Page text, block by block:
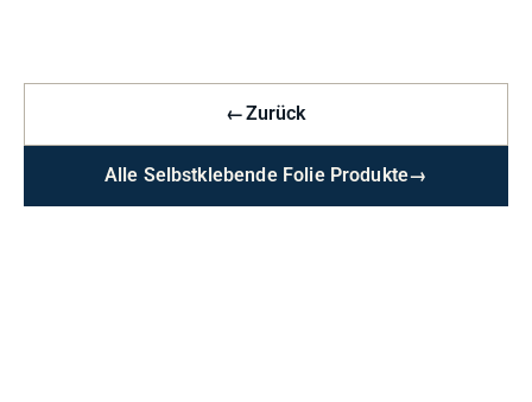
←Zurück
Alle Selbstklebende Folie Produkte→